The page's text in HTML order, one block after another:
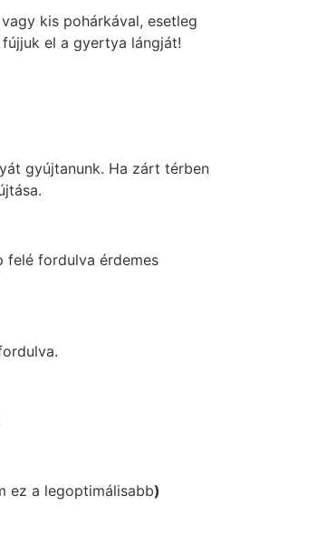
kis pohárkával, esetleg
el a gyertya lángját!
gyújtanunk. Ha zárt térben
felé fordulva érdemes
ez a legoptimálisabb)